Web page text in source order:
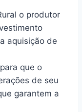
o produtor
aquisição de
que o
de seu
garantem a